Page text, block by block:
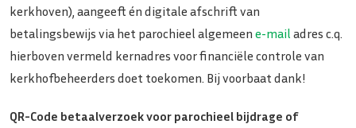
kerkhoven), aangeeft én digitale afschrift van
betalingsbewijs via het parochieel algemeen e-mail adres c.q.
hierboven vermeld kernadres voor financiële controle van
kerkhofbeheerders doet toekomen. Bij voorbaat dank!
QR-Code betaalverzoek voor parochieel bijdrage of